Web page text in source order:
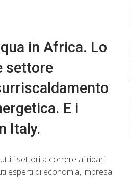
in Africa. Lo
settore
E i
Italy.
i settori a correre ai ripari
esperti di economia, impresa